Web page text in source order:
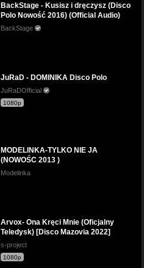
BackStage - Kusisz i dręczysz (Disco
Polo Nowość 2016) (Official Audio)
BackStage
JuRaD - DOMINIKA Disco Polo
JuRaDOfficial
1080p
MODELINKA-TYLKO NIE JA
(NOWOŚC 2013 )
Modelinka
Arvox- Ona Kręci Mnie (Oficjalny
Teledysk) [Disco Mazovia 2022]
s-project
1080p